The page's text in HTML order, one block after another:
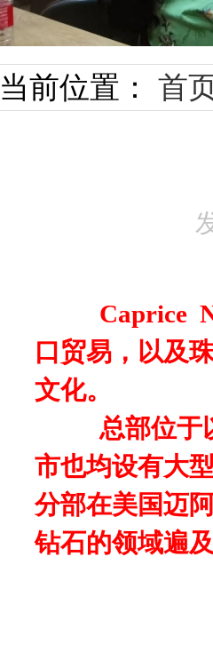
当前位置： 首
Caprice
口贸易，以及
文化。
总部位于以
市也均设有大
分部在美国迈
钻石的领域遍及